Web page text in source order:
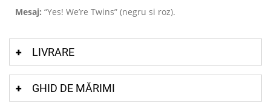
Mesaj: “Yes! We’re Twins” (negru si roz).
LIVRARE
GHID DE MĂRIMI